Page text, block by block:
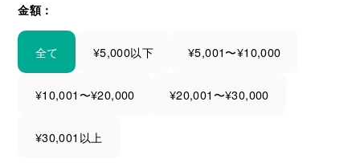
金額：
全て ¥5,000以下 ¥5,001〜¥10,000
¥10,001〜¥20,000 ¥20,001〜¥30,000
¥30,001以上